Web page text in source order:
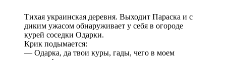
Тихая украинская деревня. Выходит Параска и с
диким ужасом обнаруживает у себя в огороде
курей соседки Одарки.
Крик подымается:
— Одарка, да твои куры, гады, чего в моем